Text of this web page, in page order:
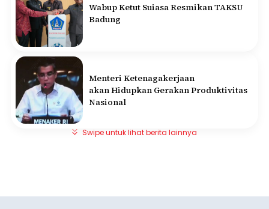
Wabup Ketut Suiasa Resmikan TAKSU
Badung
Menteri Ketenagakerjaan
akan Hidupkan Gerakan Produktivitas
Nasional
Swipe untuk lihat berita lainnya